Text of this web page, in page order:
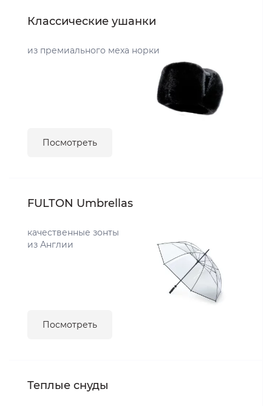
Классические ушанки
из премиального меха норки
Посмотреть
FULTON Umbrellas
качественные зонты
из Англии
Посмотреть
Теплые снуды